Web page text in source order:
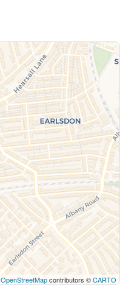
OpenStreetMapcontributors ©CARTO